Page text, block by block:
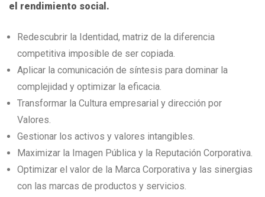
el rendimiento social.
Redescubrir la Identidad, matriz de la diferencia
competitiva imposible de ser copiada.
Aplicar la comunicación de síntesis para dominar la
complejidad y optimizar la eficacia.
Transformar la Cultura empresarial y dirección por
Valores.
Gestionar los activos y valores intangibles.
Maximizar la Imagen Pública y la Reputación Corporativa.
Optimizar el valor de la Marca Corporativa y las sinergias
con las marcas de productos y servicios.